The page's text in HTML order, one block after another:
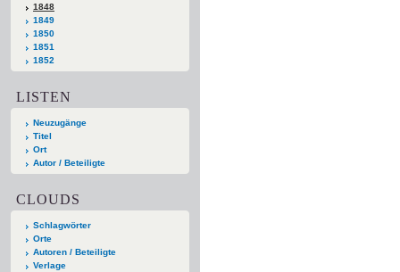
1848
1849
1850
1851
1852
LISTEN
Neuzugänge
Titel
Ort
Autor / Beteiligte
CLOUDS
Schlagwörter
Orte
Autoren / Beteiligte
Verlage